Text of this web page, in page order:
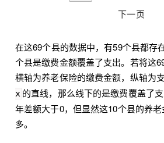
下一页
在这69个县的数据中，有59个县都存
个县是缴费金额覆盖了支出。若将这
横轴为养老保险的缴费金额，纵轴为
x 的直线，那么线下的是缴费覆盖了
年差额大于0，但显然这10个县的养
多。